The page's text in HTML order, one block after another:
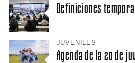
Definiciones
JUVENILES
Agenda de la 20 de